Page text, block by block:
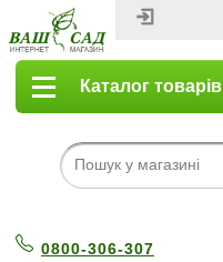
Каталог товарів
0800-306-307